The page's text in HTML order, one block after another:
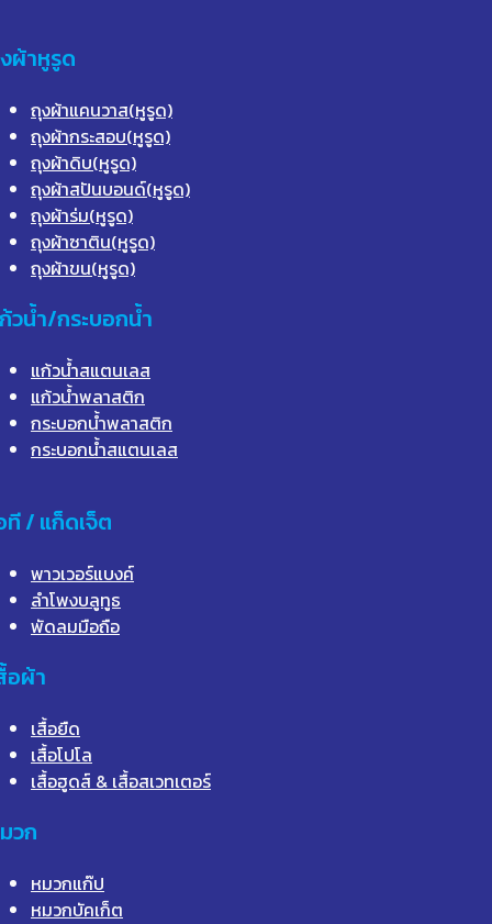
ผ้าหูรูด
ถุงผ้าแคนวาส(หูรูด)
ถุงผ้ากระสอบ(หูรูด)
ถุงผ้าดิบ(หูรูด)
ถุงผ้าสปันบอนด์(หูรูด)
ถุงผ้าร่ม(หูรูด)
ถุงผ้าซาติน(หูรูด)
ถุงผ้าขน(หูรูด)
วน้ำ/กระบอกน้ำ
แก้วน้ำสแตนเลส
แก้วน้ำพลาสติก
กระบอกน้ำพลาสติก
กระบอกน้ำสแตนเลส
ที / แก็ดเจ็ต
พาวเวอร์แบงค์
ลำโพงบลูทูธ
พัดลมมือถือ
อผ้า
เสื้อยืด
เสื้อโปโล
เสื้อฮูดส์ & เสื้อสเวทเตอร์
วก
หมวกแก๊ป
หมวกบัคเก็ต